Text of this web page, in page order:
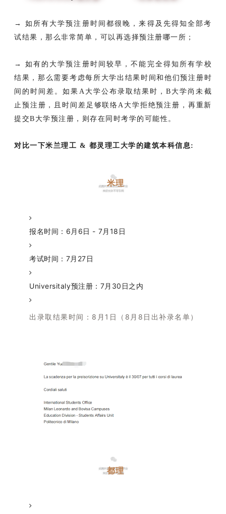
→ 如所有大学预注册时间都很晚，来得及先得知全部考
试结果，那么非常简单，可以再选择预注册哪一所；
→ 如有的大学预注册时间较早，不能完全得知所有学校
结果，那么需要考虑每所大学出结果时间和他们预注册时
间的时间差。如果A大学公布录取结果时，B大学尚未截
止预注册，且时间差足够联络A大学拒绝预注册，再重新
提交B大学预注册，则存在同时考学的可能性。
对比一下米兰理工 & 都灵理工大学的建筑本科信息:
米理
报名时间：6月6日 - 7月18日
考试时间：7月27日
Universitaly预注册：7月30日之内
出录取结果时间：8月1日（8月8日出补录名单）
都理